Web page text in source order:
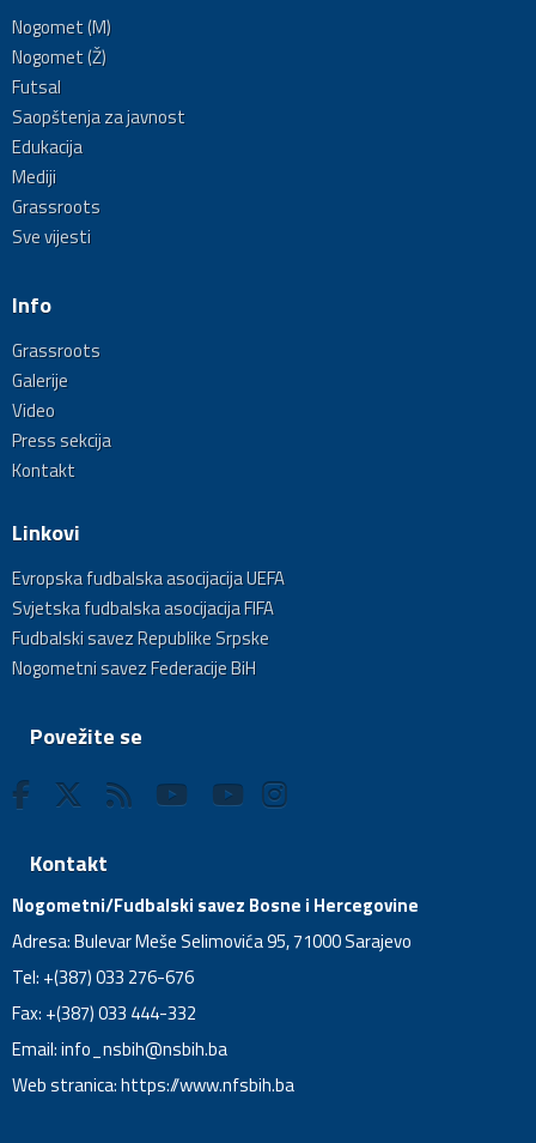
Nogomet (M)
Nogomet (Ž)
Futsal
Saopštenja za javnost
Edukacija
Mediji
Grassroots
Sve vijesti
Info
Grassroots
Galerije
Video
Press sekcija
Kontakt
Linkovi
Evropska fudbalska asocijacija UEFA
Svjetska fudbalska asocijacija FIFA
Fudbalski savez Republike Srpske
Nogometni savez Federacije BiH
Povežite se
Kontakt
Nogometni/Fudbalski savez Bosne i Hercegovine
Adresa: Bulevar Meše Selimovića 95, 71000 Sarajevo
Tel: +(387) 033 276-676
Fax: +(387) 033 444-332
Email:info_nsbih@nsbih.ba
Web stranica: https://www.nfsbih.ba